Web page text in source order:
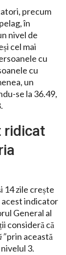
precum
în
nivel de
cel mai
cu
cu
un
se la 36.49,
ridicat
14 zile crește
acest indicator
General al
consideră că
prin această
3.